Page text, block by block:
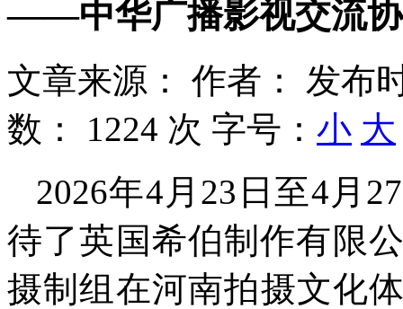
——中华广播影视交流协
文章来源： 作者：
发布
数： 1224 次 字号： 小 大
2026年4月23日至4月
待了英国希伯制作有限
摄制组在河南拍摄文化